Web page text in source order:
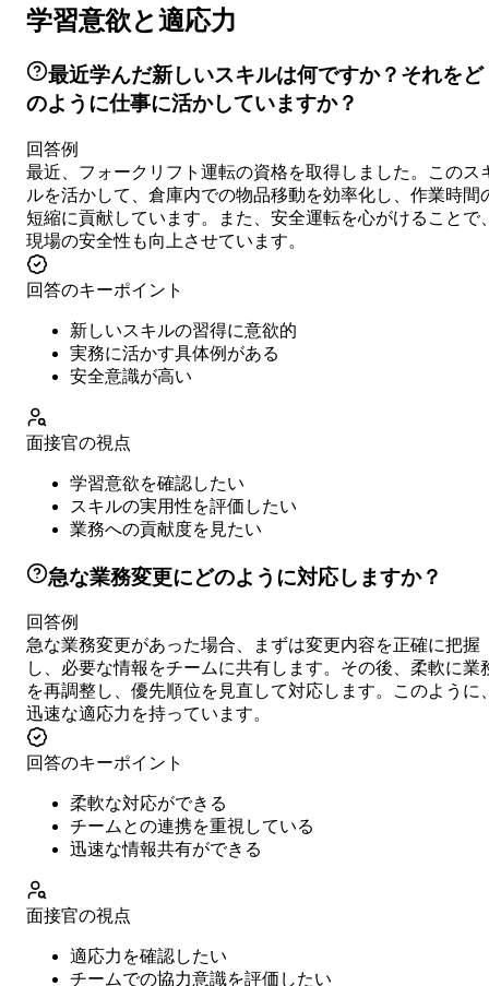
学習意欲と適応力
最近学んだ新しいスキルは何ですか？それをど
のように仕事に活かしていますか？
回答例
最近、フォークリフト運転の資格を取得しました。このス
ルを活かして、倉庫内での物品移動を効率化し、作業時間
短縮に貢献しています。また、安全運転を心がけることで
現場の安全性も向上させています。
回答のキーポイント
新しいスキルの習得に意欲的
実務に活かす具体例がある
安全意識が高い
面接官の視点
学習意欲を確認したい
スキルの実用性を評価したい
業務への貢献度を見たい
急な業務変更にどのように対応しますか？
回答例
急な業務変更があった場合、まずは変更内容を正確に把握
し、必要な情報をチームに共有します。その後、柔軟に業
を再調整し、優先順位を見直して対応します。このように
迅速な適応力を持っています。
回答のキーポイント
柔軟な対応ができる
チームとの連携を重視している
迅速な情報共有ができる
面接官の視点
適応力を確認したい
チームでの協力意識を評価したい